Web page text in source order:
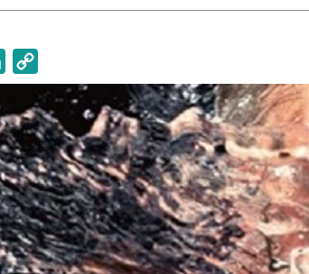
o
p
y
L
i
n
k